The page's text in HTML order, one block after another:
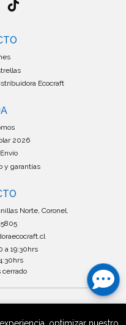
Ecocraft
2026
y garantías
Norte, Coronel.
a 19:30hrs
cerrado